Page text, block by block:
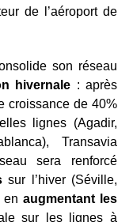
de l’aéroport de
son réseau
hivernale : après
croissance de 40%
lignes (Agadir,
Transavia
sera renforcé
sur l’hiver (Séville,
en augmentant les
sur les lignes à